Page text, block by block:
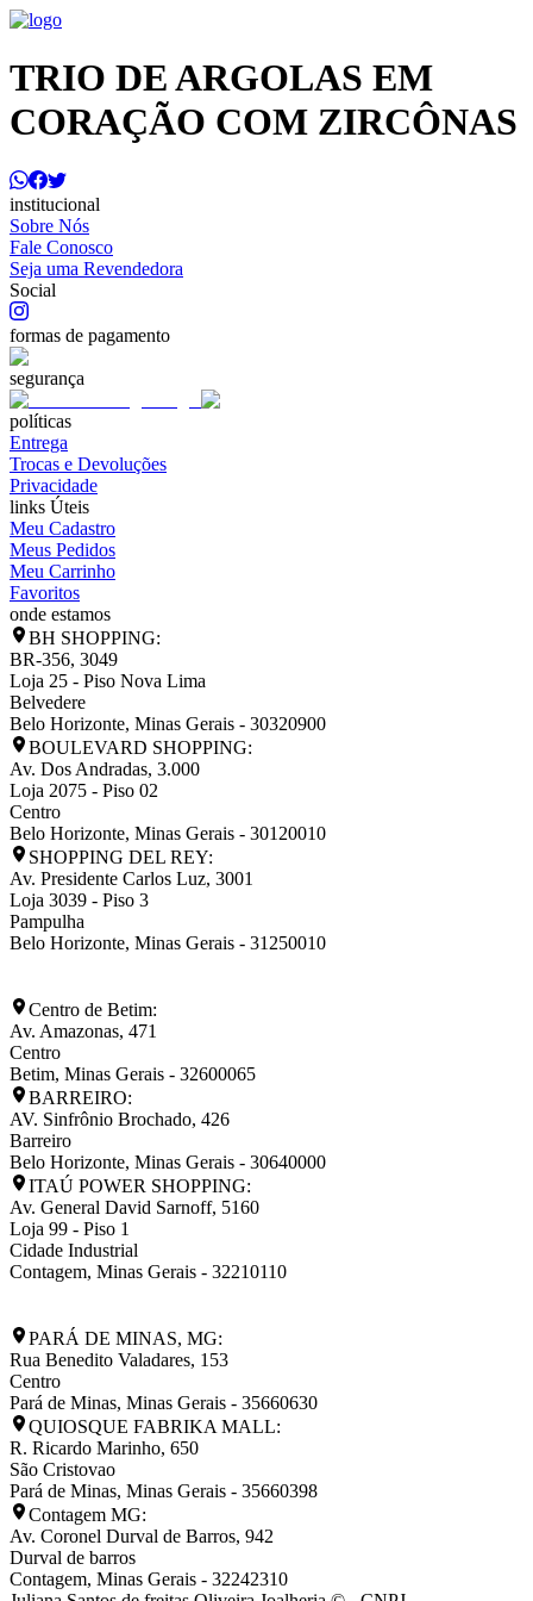
TRIO DE ARGOLAS EM
CORAÇÃO COM ZIRCÔNAS
institucional
Sobre Nós
Fale Conosco
Seja uma Revendedora
Social
formas de pagamento
segurança
políticas
Entrega
Trocas e Devoluções
Privacidade
links Úteis
Meu Cadastro
Meus Pedidos
Meu Carrinho
Favoritos
onde estamos
BH SHOPPING:
BR-356, 3049
Loja 25 - Piso Nova Lima
Belvedere
Belo Horizonte, Minas Gerais - 30320900
BOULEVARD SHOPPING:
Av. Dos Andradas, 3.000
Loja 2075 - Piso 02
Centro
Belo Horizonte, Minas Gerais - 30120010
SHOPPING DEL REY:
Av. Presidente Carlos Luz, 3001
Loja 3039 - Piso 3
Pampulha
Belo Horizonte, Minas Gerais - 31250010
Centro de Betim:
Av. Amazonas, 471
Centro
Betim, Minas Gerais - 32600065
BARREIRO:
AV. Sinfrônio Brochado, 426
Barreiro
Belo Horizonte, Minas Gerais - 30640000
ITAÚ POWER SHOPPING:
Av. General David Sarnoff, 5160
Loja 99 - Piso 1
Cidade Industrial
Contagem, Minas Gerais - 32210110
PARÁ DE MINAS, MG:
Rua Benedito Valadares, 153
Centro
Pará de Minas, Minas Gerais - 35660630
QUIOSQUE FABRIKA MALL:
R. Ricardo Marinho, 650
São Cristovao
Pará de Minas, Minas Gerais - 35660398
Contagem MG:
Av. Coronel Durval de Barros, 942
Durval de barros
Contagem, Minas Gerais - 32242310